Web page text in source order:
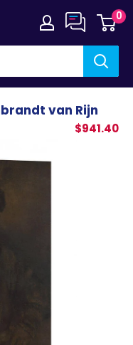
0
van Rijn
$941.40